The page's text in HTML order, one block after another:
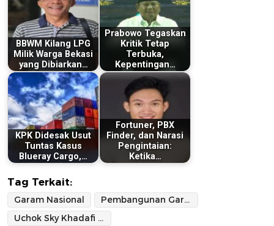
BBWM Kilang LPG
Milik Warga Bekasi
yang Dibiarkan…
Prabowo Tegaskan
Kritik Tetap
Terbuka,
Kepentingan…
KPK Didesak Usut
Tuntas Kasus
Blueray Cargo,…
Fortuner, PBX
Finder, dan Narasi
Pengintaian:
Ketika…
Tag Terkait:
Garam Nasional
Pembangunan Garam Nasional
Uchok Sky Khadafi (CBA)